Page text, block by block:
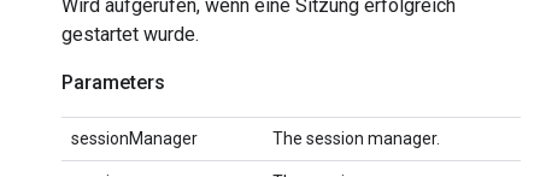
Wird aufgerufen, wenn eine Sitzung erfolgreich
gestartet wurde.
Parameters
sessionManager The session manager.